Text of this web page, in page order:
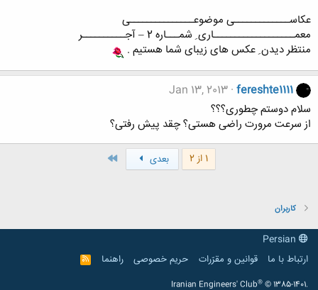
عکاســـــــــــــی موضوعـــــــــــــــی
معمـــــــــــــــــــاری ِ شمـــاره 2 – آجــــــــــر
منتظر دیدن ِ عکس های زیبای شما هستیم .
fereshte1111
Jan 13, 2013
سلام دوستم چطوری؟؟؟
از سرعت مرورت راضی هستی؟ چقد پیش رفتی؟
1 از 2 بعدی
کاربران
ارتباط با ما
قوانین و مقرّرات حریم خصوصی راهنما
R
S
Iranian Engineers' Club® © 1385-1401.